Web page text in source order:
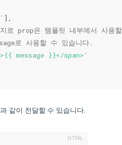
],
로 prop은 템플릿 내부에서 사용
로 사용할 수 있습니다.
message }}</span>'
같이 전달할 수 있습니다.